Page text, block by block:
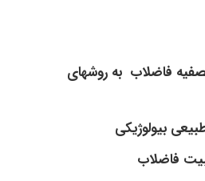
فاضلاب به روشهای
بیولوژیکی
فاضلاب